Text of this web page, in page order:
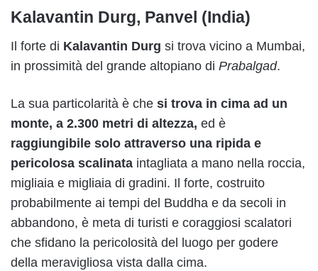
Kalavantin Durg, Panvel (India)
Il forte di Kalavantin Durg si trova vicino a Mumbai,
in prossimità del grande altopiano di Prabalgad.
La sua particolarità è che si trova in cima ad un
monte, a 2.300 metri di altezza, ed è
raggiungibile solo attraverso una ripida e
pericolosa scalinata intagliata a mano nella roccia,
migliaia e migliaia di gradini. Il forte, costruito
probabilmente ai tempi del Buddha e da secoli in
abbandono, è meta di turisti e coraggiosi scalatori
che sfidano la pericolosità del luogo per godere
della meravigliosa vista dalla cima.